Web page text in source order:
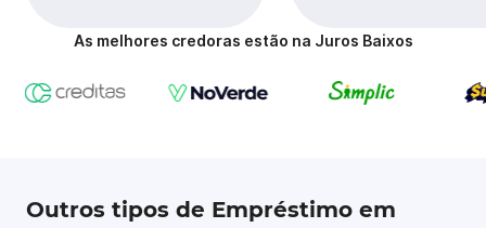
As melhores credoras estão na Juros Baixos
Outros tipos de Empréstimo em